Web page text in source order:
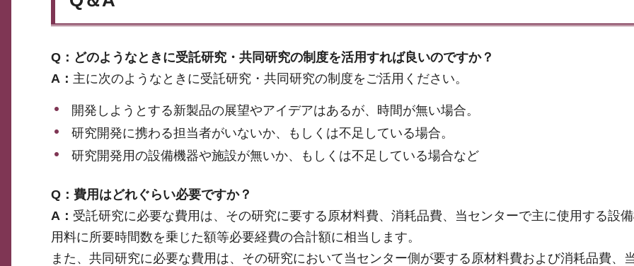
Q：どのようなときに受託研究・共同研究の制度を活用すれば良いのですか？
A： 主に次のようなときに受託研究・共同研究の制度をご活用ください。
開発しようとする新製品の展望やアイデアはあるが、時間が無い場合。
研究開発に携わる担当者がいないか、もしくは不足している場合。
研究開発用の設備機器や施設が無いか、もしくは不足している場合など
Q：費用はどれぐらい必要ですか？
A： 受託研究に必要な費用は、その研究に要する原材料費、消耗品費、当センターで主に使用する設
用料に所要時間数を乗じた額等必要経費の合計額に相当します。
また、共同研究に必要な費用は、その研究において当センター側が要する原材料費および消耗品費、